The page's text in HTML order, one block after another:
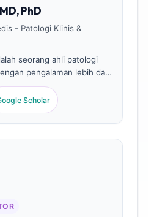
PhD
- Patologi Klinis &
seorang ahli patologi
pengalaman lebih dari
laboratorium dan
Beliau
khusus di bidang kimia
menerbitkan karya ilmiah
hormonal dan analisis
dalam praktik klinis.
Scholar